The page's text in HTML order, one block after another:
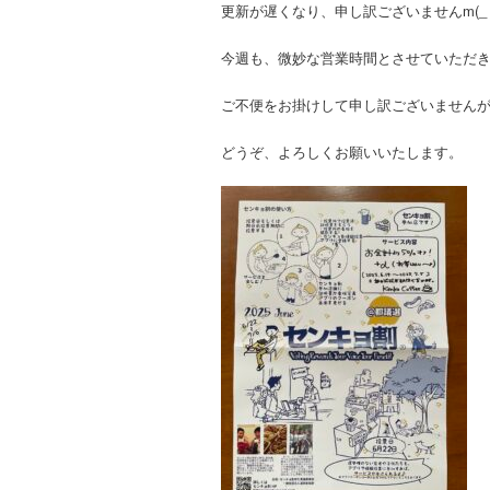
更新が遅くなり、申し訳ございませんm(_
今週も、微妙な営業時間とさせていただ
ご不便をお掛けして申し訳ございませんが
どうぞ、よろしくお願いいたします。